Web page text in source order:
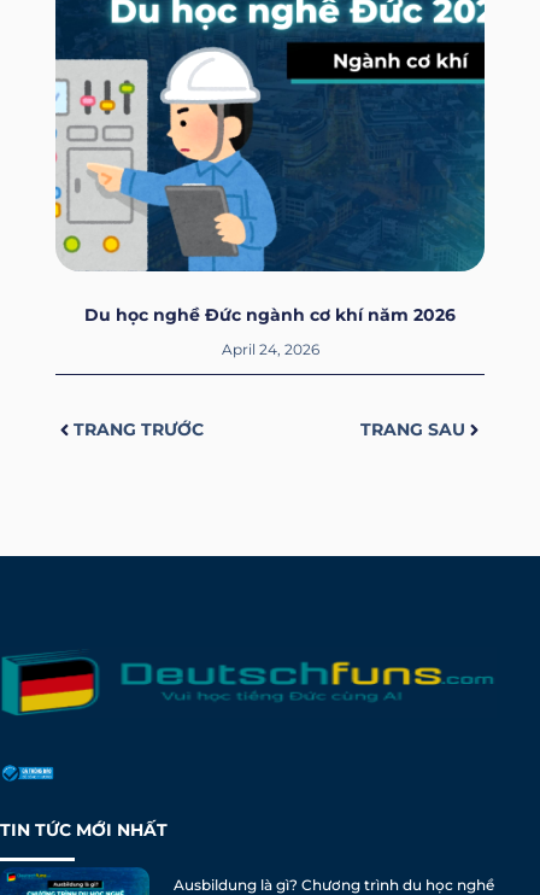
Du học nghề Đức ngành cơ khí năm 2026
April 24, 2026
TRANG TRƯỚC TRANG SAU
TIN TỨC MỚI NHẤT
Ausbildung là gì? Chương trình du học nghề